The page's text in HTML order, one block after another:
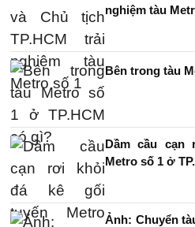
nghiệm tàu
Bên trong tàu
Dầm cầu cạn
Metro số 1 ở
Ảnh: Chuyển